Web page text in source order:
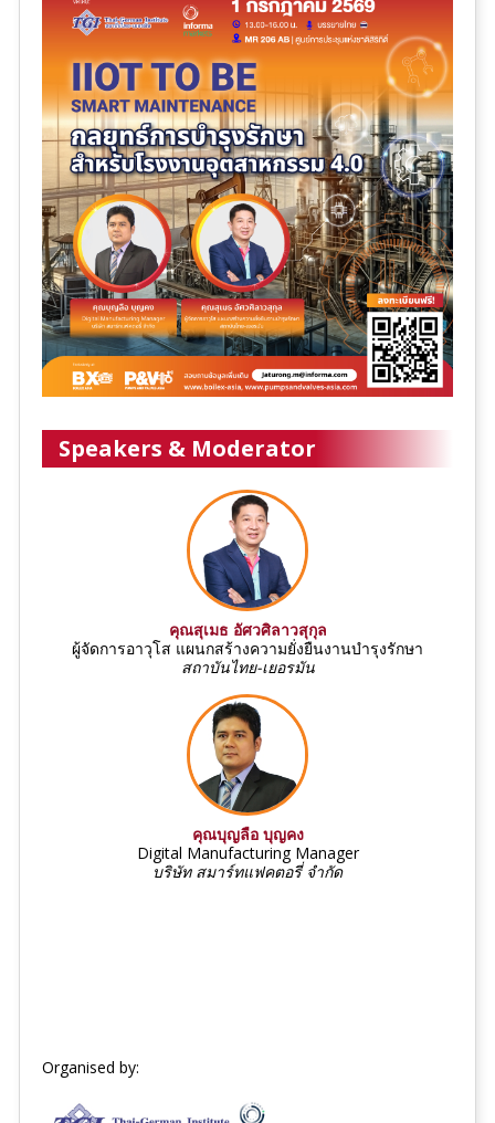
Speakers & Moderator
คุณสุเมธ อัศวศิลาวสุกุล
ผู้จัดการอาวุโส แผนกสร้างความยั่งยืนงานบำรุงรักษา
สถาบันไทย-เยอรมัน
คุณบุญลือ บุญคง
Digital Manufacturing Manager
บริษัท สมาร์ทแฟคตอรี่ จำกัด
Organised by: